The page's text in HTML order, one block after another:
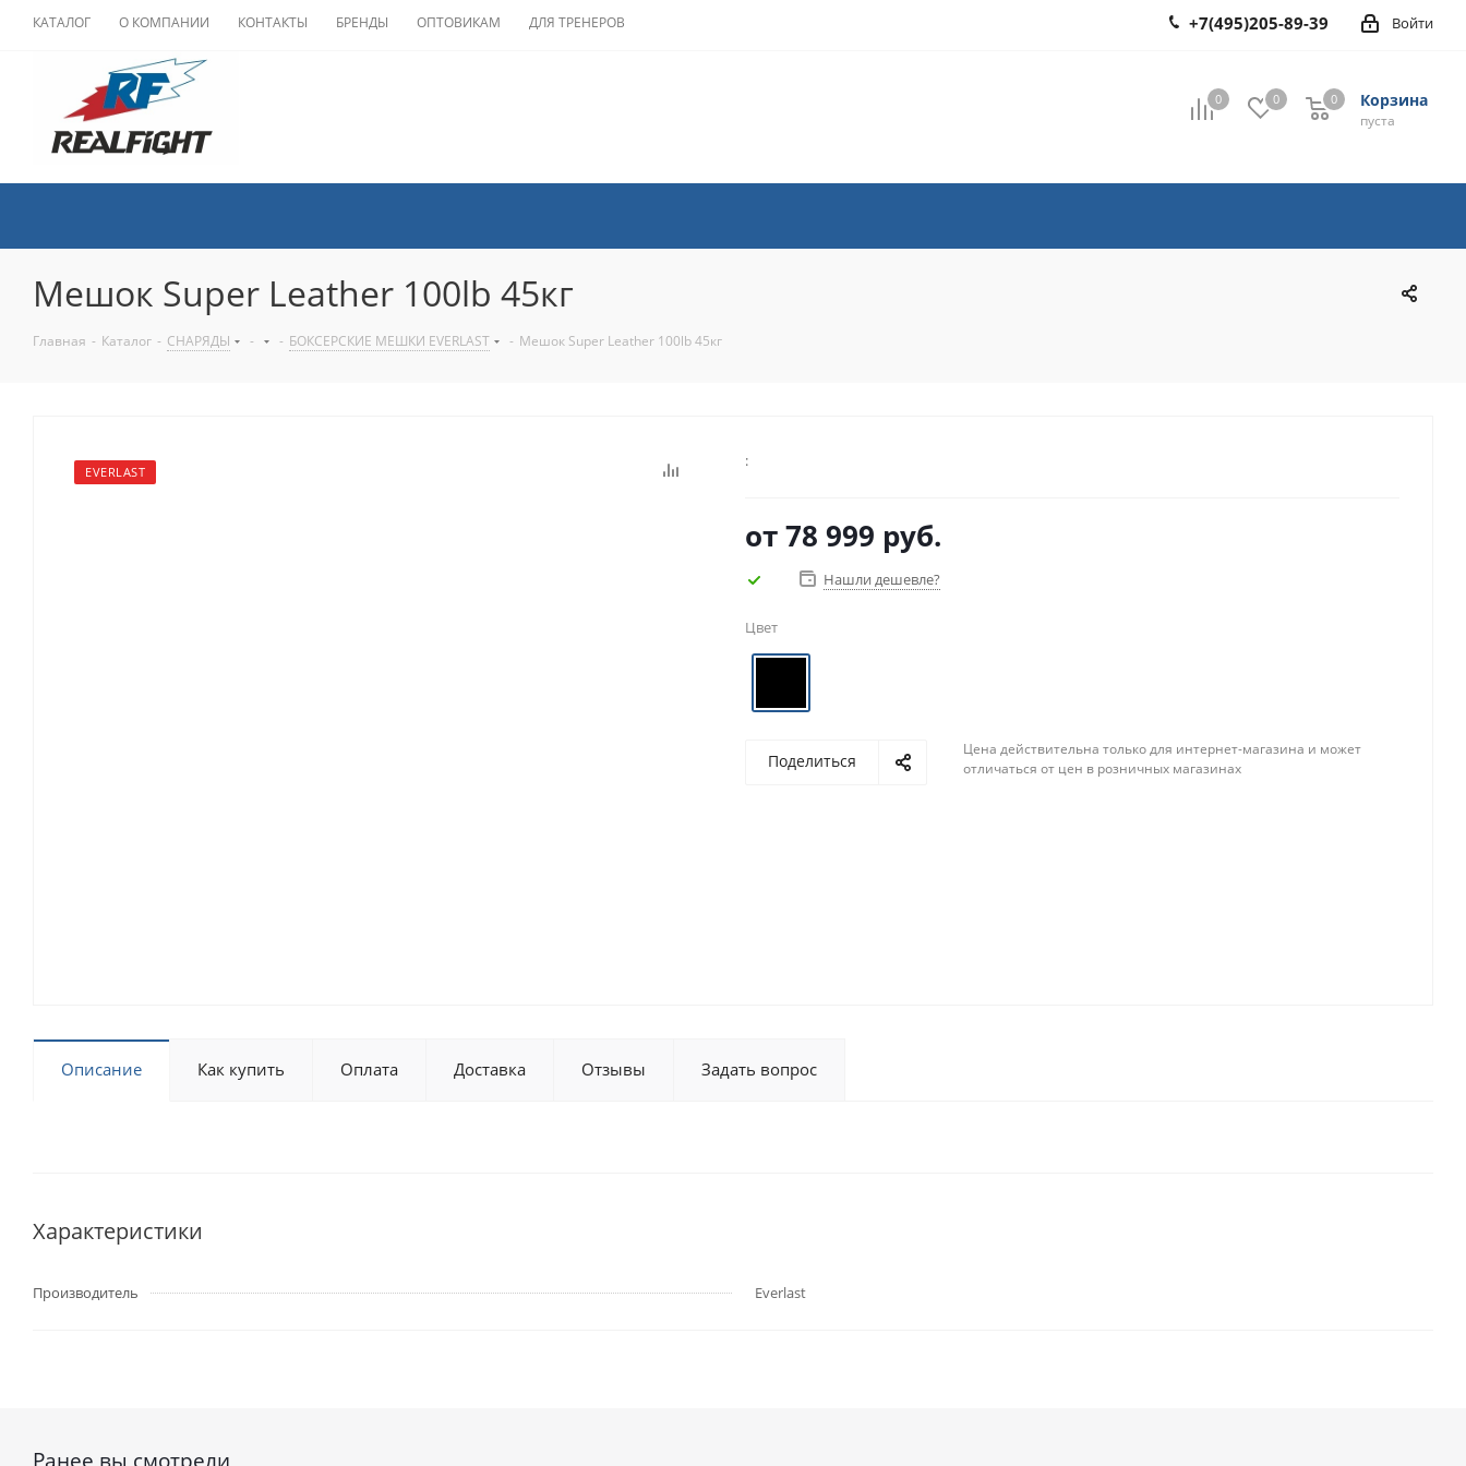
КАТАЛОГ О КОМПАНИИ КОНТАКТЫ БРЕНДЫ ОПТОВИКАМ ДЛЯ ТРЕНЕРОВ Войти
+7(495)205-89-39
0 0 Корзина
0
пуста
0
Мешок Super Leather 100lb 45кг
Главная - Каталог - СНАРЯДЫ - - БОКСЕРСКИЕ МЕШКИ EVERLAST - Мешок Super Leather 100lb 45кг
EVERLAST
:
от78 999 руб.
Нашли дешевле?
Цвет
Поделиться
Цена действительна только для интернет-магазина и может
отличаться от цен в розничных магазинах
Описание Как купить Оплата Доставка Отзывы Задать вопрос
Характеристики
Производитель Everlast